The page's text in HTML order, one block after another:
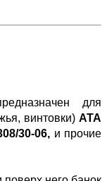
для
винтовки) ATA
30-06, и прочие